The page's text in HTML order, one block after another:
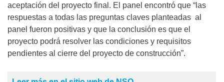
aceptación del proyecto final. El panel encontró que “las
respuestas a todas las preguntas claves planteadas al
panel fueron positivas y que la conclusión es que el
proyecto podrá resolver las condiciones y requisitos
pendientes al cierre del proyecto de construcción”.